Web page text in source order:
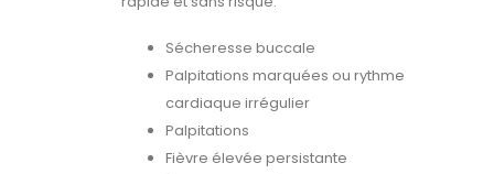
Sécheresse buccale
Palpitations marquées ou rythme
cardiaque irrégulier
Palpitations
Fièvre élevée persistante